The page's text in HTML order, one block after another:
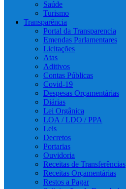
Saúde
Turismo
Transparência
Portal da Transparencia
Emendas Parlamentares
Licitações
Atas
Aditivos
Contas Públicas
Covid-19
Despesas Orçamentárias
Diárias
Lei Orgânica
LOA / LDO / PPA
Leis
Decretos
Portarias
Ouvidoria
Receitas de Transferências
Receitas Orçamentárias
Restos a Pagar